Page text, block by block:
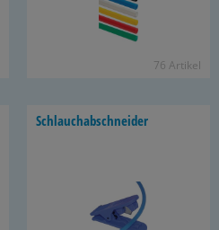
76 Ar­ti­kel
Schlauch­ab­schnei­der